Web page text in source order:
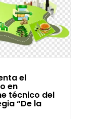
el
en
técnico del
“De la